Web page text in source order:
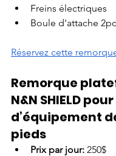
Freins électriques
Boule d'attache
Réservez cette
Remorque
N&N SHIELD
d’équipement
pieds
Prix par jour: 250$